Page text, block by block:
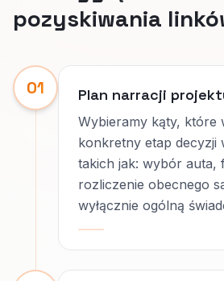
pozyskiwania
01 Plan narracji
Wybieramy kąty, które
konkretny etap decyzji
takich jak: wybór auta,
rozliczenie obecnego
wyłącznie ogólną